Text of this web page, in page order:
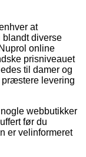
at
blandt diverse
online
prisniveauet
til damer og
præstere levering
webbutikker
før du
er velinformeret